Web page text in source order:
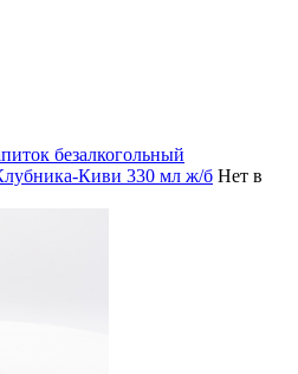
безалкогольный
Киви 330 мл ж/б Нет в